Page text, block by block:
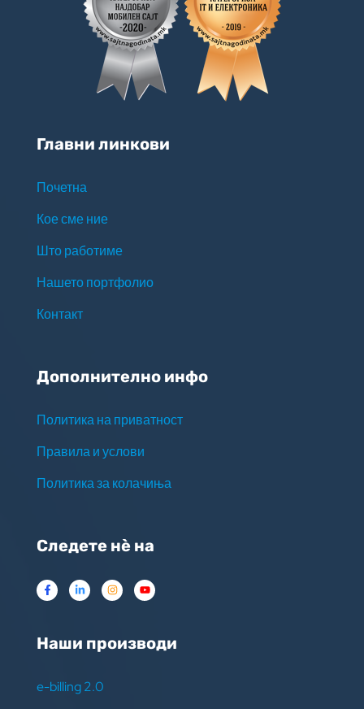
Главни линкови
Почетна
Кое сме ние
Што работиме
Нашето портфолио
Контакт
Дополнително инфо
Политика на приватност
Правила и услови
Политика за колачиња
Следете нѐ на
Наши производи
e-billing 2.0